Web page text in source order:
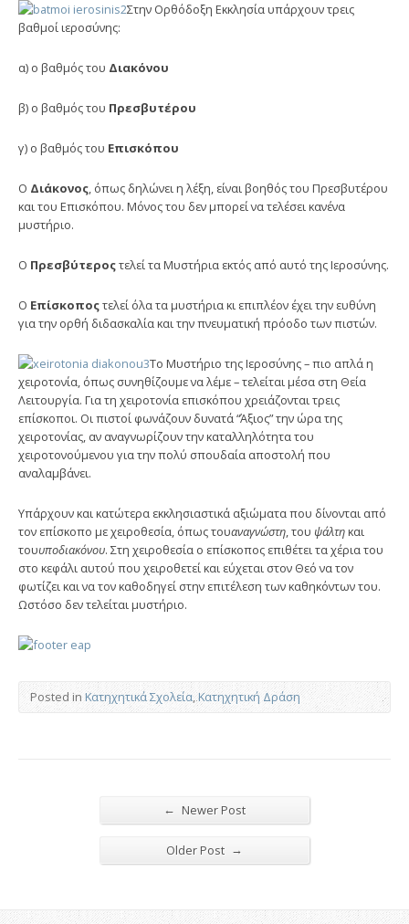
Στην Ορθόδοξη Εκκλησία υπάρχουν τρεις
βαθμοί ιεροσύνης:
α) ο βαθμός του Διακόνου
β) ο βαθμός του Πρεσβυτέρου
γ) ο βαθμός του Επισκόπου
Ο Διάκονος, όπως δηλώνει η λέξη, είναι βοηθός του Πρεσβυτέρου
και του Επισκόπου. Μόνος του δεν μπορεί να τελέσει κανένα
μυστήριο.
Ο Πρεσβύτεροςτελεί τα Μυστήρια εκτός από αυτό της Ιεροσύνης.
Ο Επίσκοποςτελεί όλα τα μυστήρια κι επιπλέον έχει την ευθύνη
για την ορθή διδασκαλία και την πνευματική πρόοδο των πιστών.
Το Μυστήριο της Ιεροσύνης – πιο απλά η
χειροτονία, όπως συνηθίζουμε να λέμε – τελείται μέσα στη Θεία
Λειτουργία. Για τη χειροτονία επισκόπου χρειάζονται τρεις
επίσκοποι. Οι πιστοί φωνάζουν δυνατά “Άξιος” την ώρα της
χειροτονίας, αν αναγνωρίζουν την καταλληλότητα του
χειροτονούμενου για την πολύ σπουδαία αποστολή που
αναλαμβάνει.
Υπάρχουν και κατώτερα εκκλησιαστικά αξιώματα που δίνονται από
τον επίσκοπο με χειροθεσία, όπως τουαναγνώστη, του ψάλτηκαι
τουυποδιακόνου. Στη χειροθεσία ο επίσκοπος επιθέτει τα χέρια του
στο κεφάλι αυτού που χειροθετεί και εύχεται στον Θεό να τον
φωτίζει και να τον καθοδηγεί στην επιτέλεση των καθηκόντων του.
Ωστόσο δεν τελείται μυστήριο.
Posted in Κατηχητικά Σχολεία,Κατηχητική Δράση
← Newer Post
Older Post →